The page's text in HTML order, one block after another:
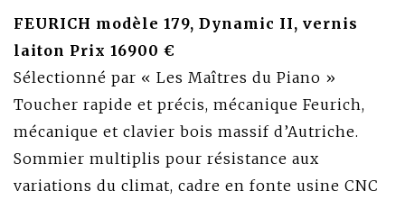
FEURICH modèle 179, Dynamic II, vernis
laiton Prix 16900 €
Sélectionné par « Les Maîtres du Piano »
Toucher rapide et précis, mécanique Feurich,
mécanique et clavier bois massif d’Autriche.
Sommier multiplis pour résistance aux
variations du climat, cadre en fonte usine CNC